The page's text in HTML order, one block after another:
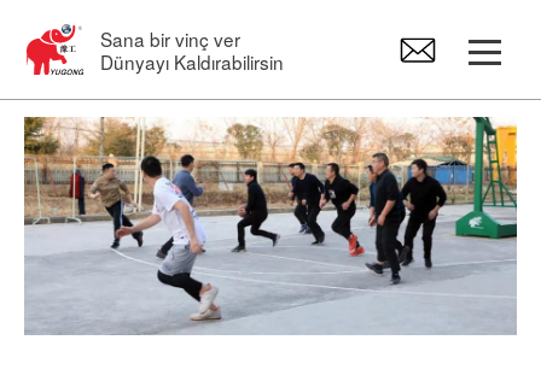
Sana bir vinç ver
Dünyayı Kaldırabilirsin
Portal Vinçler
Asma vinç
Pergel Vinçler